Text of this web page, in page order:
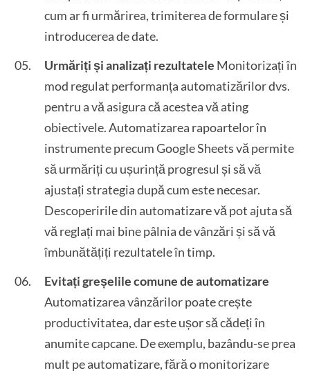
cum ar fi urmărirea, trimiterea de formulare și
introducerea de date.
Urmăriți și analizați rezultatele Monitorizați în
mod regulat performanța automatizărilor dvs.
pentru a vă asigura că acestea vă ating
obiectivele. Automatizarea rapoartelor în
instrumente precum Google Sheets vă permite
să urmăriți cu ușurință progresul și să vă
ajustați strategia după cum este necesar.
Descoperirile din automatizare vă pot ajuta să
vă reglați mai bine pâlnia de vânzări și să vă
îmbunătățiți rezultatele în timp.
Evitați greșelile comune de automatizare
Automatizarea vânzărilor poate crește
productivitatea, dar este ușor să cădeți în
anumite capcane. De exemplu, bazându-se prea
mult pe automatizare, fără o monitorizare